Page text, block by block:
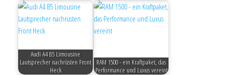
Audi A4 B5 Limousine
Lautsprecher nachrüsten Front
Heck
RAM 1500 - ein Kraftpaket, das
Performance und Luxus vereint